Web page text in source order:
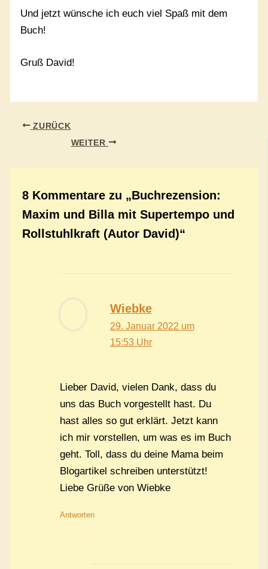
Und jetzt wünsche ich euch viel Spaß mit dem
Buch!
Gruß David!
ZURÜCK
WEITER
8 Kommentare zu „Buchrezension:
Maxim und Billa mit Supertempo und
Rollstuhlkraft (Autor David)“
Wiebke
29. Januar 2022 um
15:53 Uhr
Lieber David, vielen Dank, dass du
uns das Buch vorgestellt hast. Du
hast alles so gut erklärt. Jetzt kann
ich mir vorstellen, um was es im Buch
geht. Toll, dass du deine Mama beim
Blogartikel schreiben unterstützt!
Liebe Grüße von Wiebke
Antworten